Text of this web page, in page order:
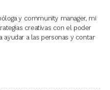
y community manager, mi
creativas con el poder
ayudar a las personas y contar